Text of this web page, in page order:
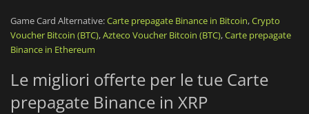
Game Card Alternative:Carte prepagate Binance in Bitcoin,Crypto
Voucher Bitcoin (BTC),Azteco Voucher Bitcoin (BTC),Carte prepagate
Binance in Ethereum
Le migliori offerte per le tue Carte
prepagate Binance in XRP